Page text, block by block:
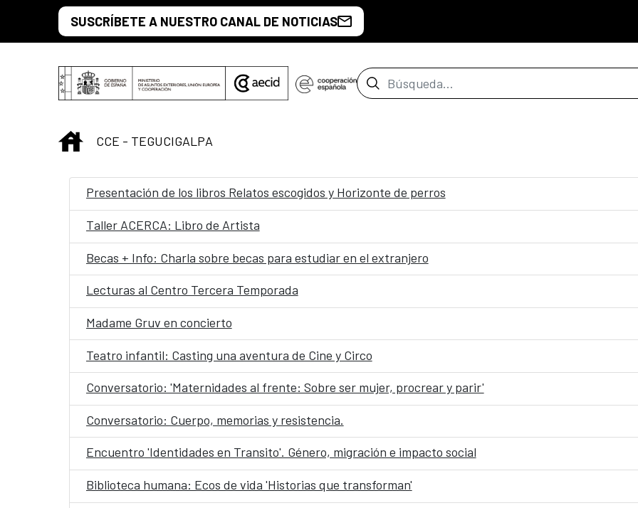
Saltar al contenido principal
SUSCRÍBETE A NUESTRO CANAL DE NOTICIAS
Barra de búsqueda
INICIO
CCE - TEGUCIGALPA
Presentación de los libros Relatos escogidos y Horizonte de perros
Taller ACERCA: Libro de Artista
Becas + Info: Charla sobre becas para estudiar en el extranjero
Lecturas al Centro Tercera Temporada
Madame Gruv en concierto
Teatro infantil: Casting una aventura de Cine y Circo
Conversatorio: 'Maternidades al frente: Sobre ser mujer, procrear y parir'
Conversatorio: Cuerpo, memorias y resistencia.
Encuentro 'Identidades en Transito'. Género, migración e impacto social
Biblioteca humana: Ecos de vida 'Historias que transforman'